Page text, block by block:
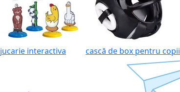
jucarie interactiva cască de box pentru copii